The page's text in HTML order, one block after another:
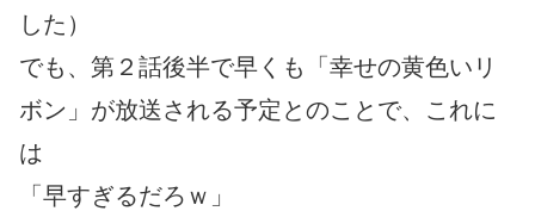
した）
でも、第２話後半で早くも「幸せの黄色いリ
ボン」が放送される予定とのことで、これに
は
「早すぎるだろｗ」